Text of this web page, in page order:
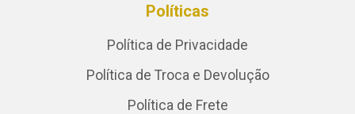
Políticas
Política de Privacidade
Política de Troca e Devolução
Política de Frete